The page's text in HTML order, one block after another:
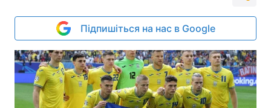
Підпишіться на нас в Google